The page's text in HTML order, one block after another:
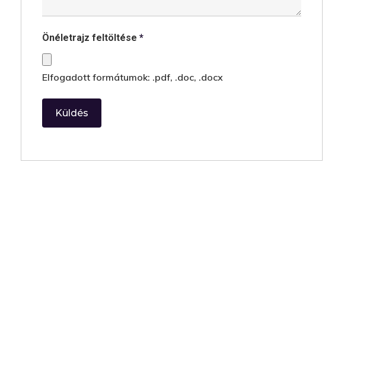
Önéletrajz feltöltése*
Elfogadott formátumok: .pdf, .doc, .docx